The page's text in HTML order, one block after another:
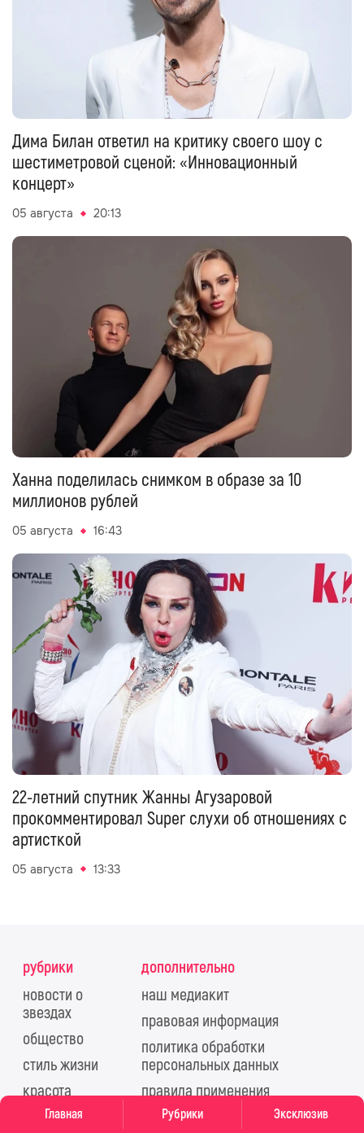
Главная Рубрики Эксклюзив
Дима Билан ответил на критику своего шоу с
шестиметровой сценой: «Инновационный
концерт»
05 августа 20:13
Ханна поделилась снимком в образе за 10
миллионов рублей
05 августа 16:43
22-летний спутник Жанны Агузаровой
прокомментировал Super слухи об отношениях с
артисткой
05 августа 13:33
рубрики
новости о
звездах
общество
стиль жизни
красота
дополнительно
наш медиакит
правовая информация
политика обработки
персональных данных
правила применения
рекомендательных
технологий